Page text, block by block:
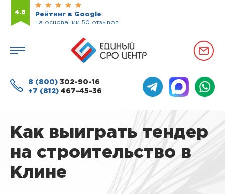
4.8
Рейтинг в Google
на основании 50 отзывов
8 (800) 302-90-16
+7 (812) 467-45-36
Как выиграть тендер
на строительство в
Клине